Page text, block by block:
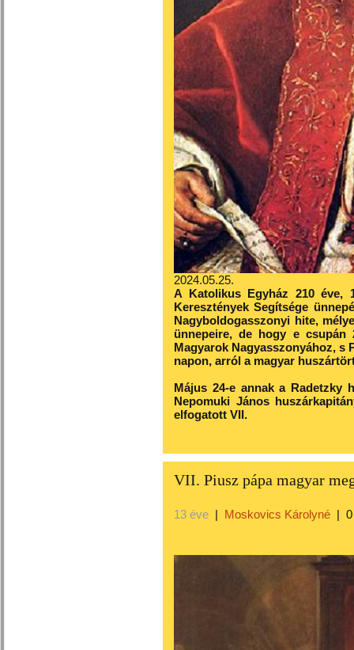
2024.05.25.
A Katolikus Egyház 210 éve,
Keresztények Segítsége
Nagyboldogasszonyi hite,
ünnepeire, de hogy e
Magyarok Nagyasszonyához, s
napon, arról a magyar
Május 24-e annak a Radetzky
Nepomuki János
elfogatott VII.
VII. Piusz pápa magyar
13 éve | Moskovics Károlyné |